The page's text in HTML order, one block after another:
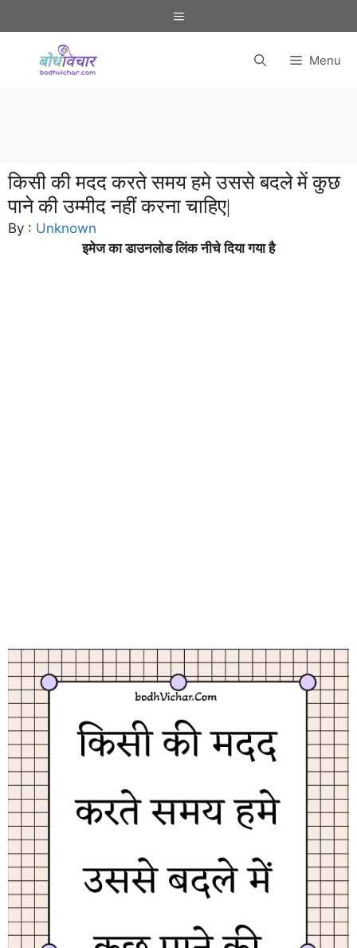
to
Menu
Menu
किसी की मदद करते समय हमे उससे बदले में कुछ
पाने की उम्मीद नहीं करना चाहिए|
By : Unknown
इमेज का डाउनलोड लिंक नीचे दिया गया है